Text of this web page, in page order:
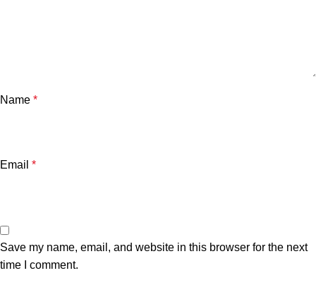
Name *
Email *
Save my name, email, and website in this browser for the next
time I comment.